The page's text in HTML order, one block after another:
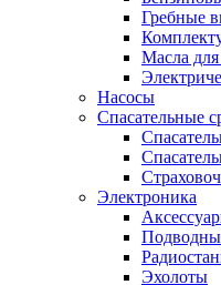
Гребные
Масла
Насосы
Спасательные
Электроника
Эхолоты